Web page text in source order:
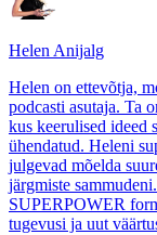
Helen Anijalg
Helen on ettevõtja,
podcasti asutaja. Ta
kus keerulised ideed
ühendatud. Heleni
julgevad mõelda
järgmiste
SUPERPOWER
tugevusi ja uut